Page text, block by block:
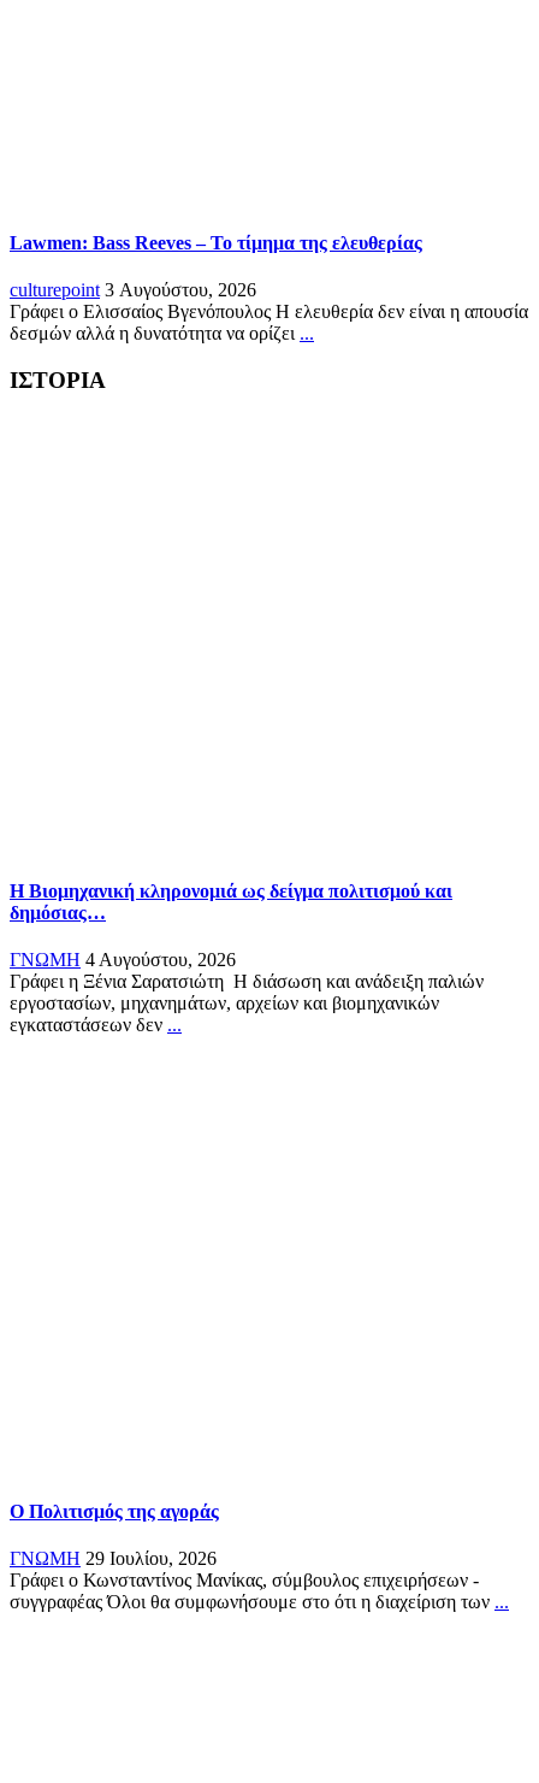
Lawmen: Bass Reeves – Το τίμημα της ελευθερίας
culturepoint 3 Αυγούστου, 2026
Γράφει ο Ελισσαίος Βγενόπουλος Η ελευθερία δεν είναι η απουσία
δεσμών αλλά η δυνατότητα να ορίζει ...
ΙΣΤΟΡΙΑ
Η Βιομηχανική κληρονομιά ως δείγμα πολιτισμού και
δημόσιας…
ΓΝΩΜΗ 4 Αυγούστου, 2026
Γράφει η Ξένια Σαρατσιώτη Η διάσωση και ανάδειξη παλιών
εργοστασίων, μηχανημάτων, αρχείων και βιομηχανικών
εγκαταστάσεων δεν ...
Ο Πολιτισμός της αγοράς
ΓΝΩΜΗ 29 Ιουλίου, 2026
Γράφει ο Κωνσταντίνος Μανίκας, σύμβουλος επιχειρήσεων -
συγγραφέας Όλοι θα συμφωνήσουμε στο ότι η διαχείριση των ...